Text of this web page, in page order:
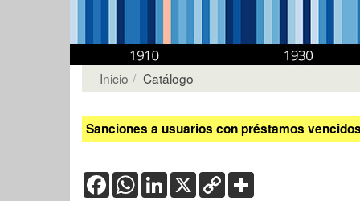
Inicio Catálogo
Sanciones a usuarios con préstamos
FacebookWhatsApp
LinkedIn
X Copy
Link